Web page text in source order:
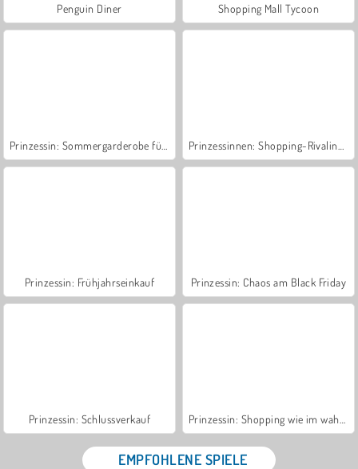
Penguin Diner Shopping Mall Tycoon
Prinzessin: Frühjahrseinkauf Prinzessin: Chaos am Black Friday
Prinzessin: Schlussverkauf
EMPFOHLENE SPIELE